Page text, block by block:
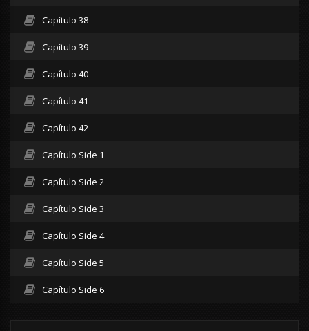
Capítulo 38
Capítulo 39
Capítulo 40
Capítulo 41
Capítulo 42
Capítulo Side 1
Capítulo Side 2
Capítulo Side 3
Capítulo Side 4
Capítulo Side 5
Capítulo Side 6